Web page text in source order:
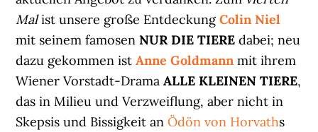
Malist unsere große EntdeckungColin Niel
mit seinem famosenNUR DIE TIEREdabei; neu
dazu gekommen istAnne Goldmannmit ihrem
Wiener Vorstadt-DramaALLE KLEINEN TIERE,
das in Milieu und Verzweiflung, aber nicht in
Skepsis und Bissigkeit anÖdön von Horvaths